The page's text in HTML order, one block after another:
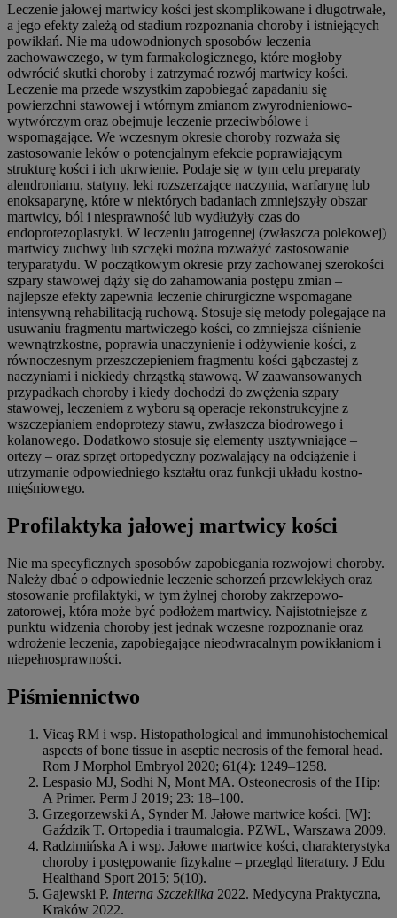
Leczenie jałowej martwicy kości jest skomplikowane i długotrwałe,
a jego efekty zależą od stadium rozpoznania choroby i istniejących
powikłań. Nie ma udowodnionych sposobów leczenia
zachowawczego, w tym farmakologicznego, które mogłoby
odwrócić skutki choroby i zatrzymać rozwój martwicy kości.
Leczenie ma przede wszystkim zapobiegać zapadaniu się
powierzchni stawowej i wtórnym zmianom zwyrodnieniowo-
wytwórczym oraz obejmuje leczenie przeciwbólowe i
wspomagające. We wczesnym okresie choroby rozważa się
zastosowanie leków o potencjalnym efekcie poprawiającym
strukturę kości i ich ukrwienie. Podaje się w tym celu preparaty
alendronianu, statyny, leki rozszerzające naczynia, warfarynę lub
enoksaparynę, które w niektórych badaniach zmniejszyły obszar
martwicy, ból i niesprawność lub wydłużyły czas do
endoprotezoplastyki. W leczeniu jatrogennej (zwłaszcza polekowej)
martwicy żuchwy lub szczęki można rozważyć zastosowanie
teryparatydu. W początkowym okresie przy zachowanej szerokości
szpary stawowej dąży się do zahamowania postępu zmian –
najlepsze efekty zapewnia leczenie chirurgiczne wspomagane
intensywną rehabilitacją ruchową. Stosuje się metody polegające na
usuwaniu fragmentu martwiczego kości, co zmniejsza ciśnienie
wewnątrzkostne, poprawia unaczynienie i odżywienie kości, z
równoczesnym przeszczepieniem fragmentu kości gąbczastej z
naczyniami i niekiedy chrząstką stawową. W zaawansowanych
przypadkach choroby i kiedy dochodzi do zwężenia szpary
stawowej, leczeniem z wyboru są operacje rekonstrukcyjne z
wszczepianiem endoprotezy stawu, zwłaszcza biodrowego i
kolanowego. Dodatkowo stosuje się elementy usztywniające –
ortezy – oraz sprzęt ortopedyczny pozwalający na odciążenie i
utrzymanie odpowiedniego kształtu oraz funkcji układu kostno-
mięśniowego.
Profilaktyka jałowej martwicy kości
Nie ma specyficznych sposobów zapobiegania rozwojowi choroby.
Należy dbać o odpowiednie leczenie schorzeń przewlekłych oraz
stosowanie profilaktyki, w tym żylnej choroby zakrzepowo-
zatorowej, która może być podłożem martwicy. Najistotniejsze z
punktu widzenia choroby jest jednak wczesne rozpoznanie oraz
wdrożenie leczenia, zapobiegające nieodwracalnym powikłaniom i
niepełnosprawności.
Piśmiennictwo
Vicaş RM i wsp. Histopathological and immunohistochemical
aspects of bone tissue in aseptic necrosis of the femoral head.
Rom J Morphol Embryol 2020; 61(4): 1249–1258.
Lespasio MJ, Sodhi N, Mont MA. Osteonecrosis of the Hip:
A Primer. Perm J 2019; 23: 18–100.
Grzegorzewski A, Synder M. Jałowe martwice kości. [W]:
Gaździk T. Ortopedia i traumalogia. PZWL, Warszawa 2009.
Radzimińska A i wsp. Jałowe martwice kości, charakterystyka
choroby i postępowanie fizykalne – przegląd literatury. J Edu
Healthand Sport 2015; 5(10).
Gajewski P. Interna Szczeklika 2022. Medycyna Praktyczna,
Kraków 2022.